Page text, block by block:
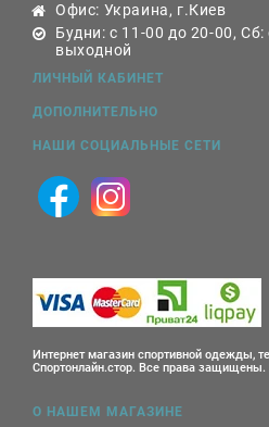
Офис: Украина, г.Киев
Будни: с 11-00 до 20-00,
выходной
ЛИЧНЫЙ КАБИНЕТ
ДОПОЛНИТЕЛЬНО
НАШИ СОЦИАЛЬНЫЕ СЕТИ
Интернет магазин спортивной одежды,
Спортонлайн.стор. Все права защищены.
О НАШЕМ МАГАЗИНЕ